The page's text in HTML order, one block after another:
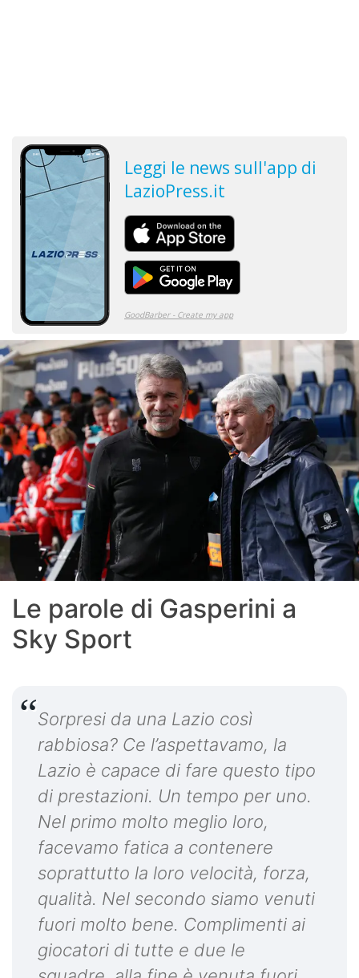
Le parole di Gasperini a
Sky Sport
Sorpresi da una Lazio così
rabbiosa? Ce l’aspettavamo, la
Lazio è capace di fare questo tipo
di prestazioni. Un tempo per uno.
Nel primo molto meglio loro,
facevamo fatica a contenere
soprattutto la loro velocità, forza,
qualità. Nel secondo siamo venuti
fuori molto bene. Complimenti ai
giocatori di tutte e due le